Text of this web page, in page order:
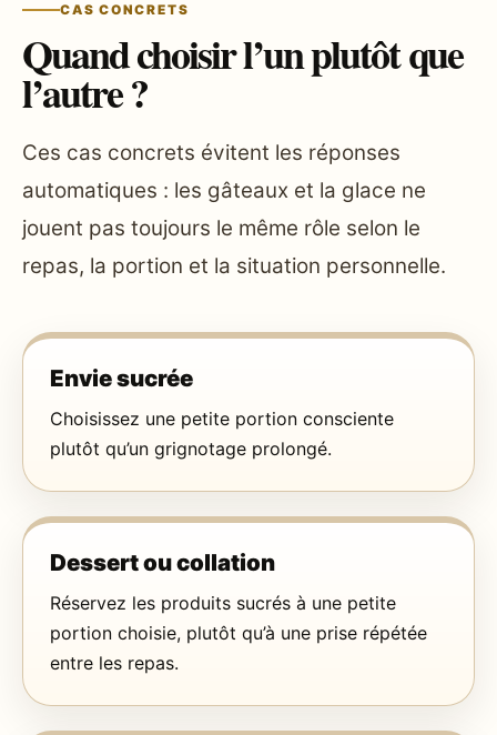
CAS CONCRETS
Quand choisir l’un plutôt que
l’autre ?
Ces cas concrets évitent les réponses
automatiques : les gâteaux et la glace ne
jouent pas toujours le même rôle selon le
repas, la portion et la situation personnelle.
Envie sucrée
Choisissez une petite portion consciente
plutôt qu’un grignotage prolongé.
Dessert ou collation
Réservez les produits sucrés à une petite
portion choisie, plutôt qu’à une prise répétée
entre les repas.